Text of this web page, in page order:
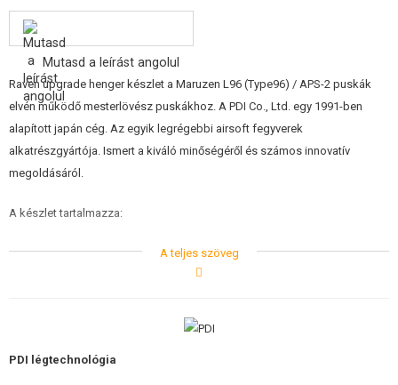
ÉPÍTŐKÉSZLETEK, MODELLEK
REKLÁM TÁRGYAK
SÉRÜLT, HASZNÁLT ÁRUK
HÍREK
KEDVEZMÉNYEK
ELÉRHETŐSÉG
Mutasd a leírást angolul
Raven upgrade henger készlet a Maruzen L96 (Type96) / APS-2 puskák
elvén működő mesterlövész puskákhoz. A PDI Co., Ltd. egy 1991-ben
alapított japán cég. Az egyik legrégebbi airsoft fegyverek
alkatrészgyártója. Ismert a kiváló minőségéről és számos innovatív
megoldásáról.
A készlet tartalmazza:
Ahengeracélból készült, feketére festett, a végén szegecselt, és
ezen felül hegesztett. A henger kitűnik felületi minőségével és
dugattyú
vannak. Ezek biztosítják, hogy az o-gyűrű kilökéskor kitáguljon, így
A teljes szöveg
PDI légtechnológia